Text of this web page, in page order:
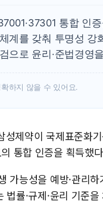
통합 인
계를 갖춰 투명성 강
으로 윤리·준법경영
하지 않을 수 있어요.
제약이 국제표준화
통합 인증을 획득했
가능성을 예방·관리
률·규제·윤리 기준